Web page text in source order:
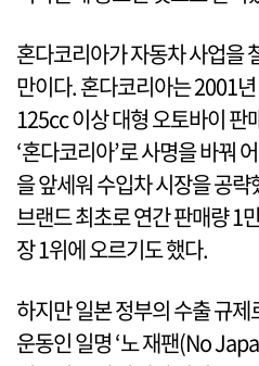
혼다코리아가 자동차 사업을
만이다. 혼다코리아는 2001
125cc 이상 대형 오토바이
‘혼다코리아’로 사명을 바꿔
을 앞세워 수입차 시장을 공
브랜드 최초로 연간 판매량 1
장 1위에 오르기도 했다.
하지만 일본 정부의 수출 규
운동인 일명 ‘노 재팬(No